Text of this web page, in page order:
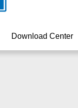
Download Center